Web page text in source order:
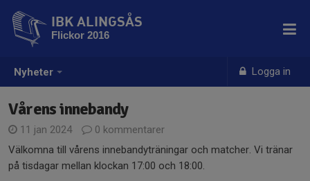
Nyheter Logga in
IBK ALINGSÅS
Flickor 2016
Vårens innebandy
11 jan 2024
0 kommentarer
Välkomna till vårens innebandyträningar och matcher. Vi tränar
på tisdagar mellan klockan 17:00 och 18:00.